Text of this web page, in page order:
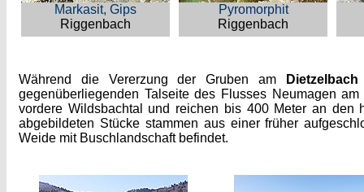
Markasit, Gips
Riggenbach
Pyromorphit
Riggenbach
Während die Vererzung der Gruben am Dietzelbach
gegenüberliegenden Talseite des Flusses Neumagen
vordere Wildsbachtal und reichen bis 400 Meter an den
abgebildeten Stücke stammen aus einer früher
Weide mit Buschlandschaft befindet.